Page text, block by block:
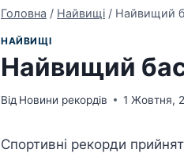
Головна / Найвищі / Найвищий
НАЙВИЩІ
Найвищий
Від Новини рекордів 1 Жовтня,
Спортивні рекорди